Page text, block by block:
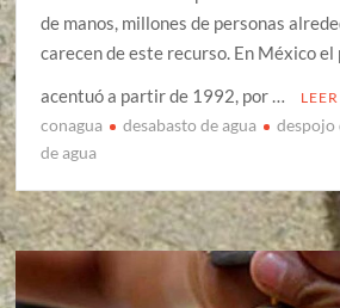
de manos, millones de personas
carecen de este recurso. En México el
acentuó a partir de 1992, por …
conagua desabasto de agua despojo
de agua